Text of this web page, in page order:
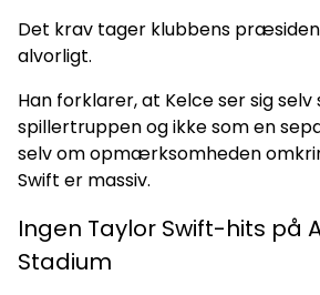
Det krav tager klubbens
alvorligt.
Han forklarer, at Kelce ser sig selv
spillertruppen og ikke som en
selv om opmærksomheden
Swift er massiv.
Ingen Taylor Swift-hits på
Stadium